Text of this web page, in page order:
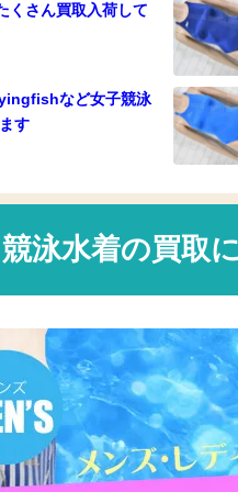
くさん買取入荷して
など女子競泳
す
競泳水着の買取